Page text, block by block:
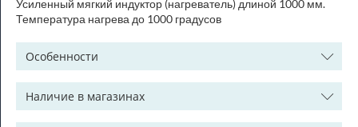
Усиленный мягкий индуктор (нагреватель) длиной 1000 мм.
Температура нагрева до 1000 градусов
Особенности
Наличие в магазинах